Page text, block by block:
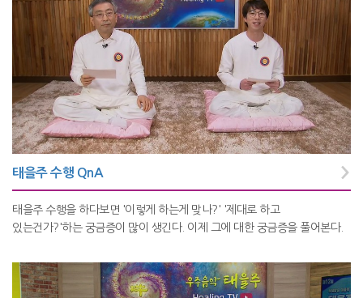
태을주 수행 QnA
태을주 수행을 하다보면 '이렇게 하는게 맞나?' '제대로 하고
있는건가?'하는 궁금증이 많이 생긴다. 이제 그에 대한 궁금증을 풀어본다.